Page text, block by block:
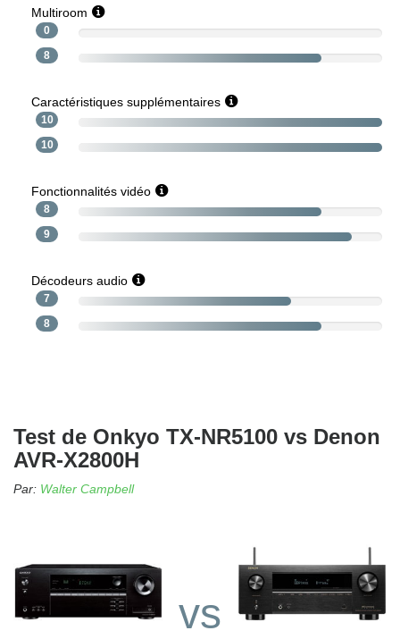
Multiroom
0
8
Caractéristiques supplémentaires
10
10
Fonctionnalités vidéo
8
9
Décodeurs audio
7
8
Test de Onkyo TX-NR5100 vs Denon
AVR-X2800H
Par: Walter Campbell
vs